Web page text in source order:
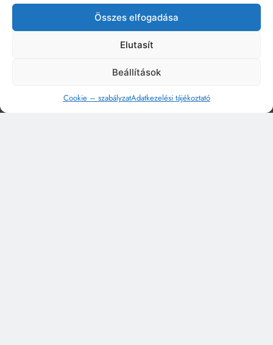
Összes elfogadása
Elutasít
Beállítások
Cookie – szabályzatAdatkezelési tájékoztató